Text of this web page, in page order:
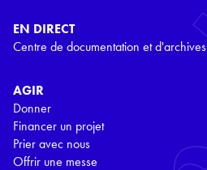
EN DIRECT
Centre de documentation et d'archives
AGIR
Donner
Financer un projet
Prier avec nous
Offrir une messe